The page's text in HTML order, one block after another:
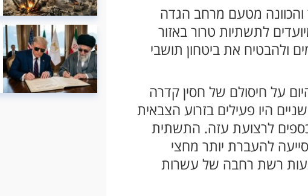
והכוונה מטעם מרחב הגדה
לתשתיות טרור באזור
ולהבטיח את ביטחון תושבי
על חיסולם של חסין קדרה
היו פעילים בזרוע הצבאית
לרצועת עזה. התשתית
להעברת יותר מחצי
רשת רחבה של עשרות